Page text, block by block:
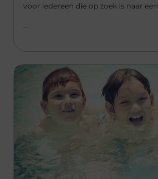
voor iedereen die op zoek is naar
...